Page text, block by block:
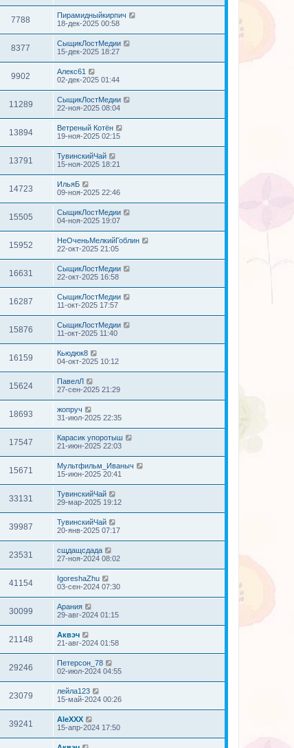
7788
Пирамидныйкирпич
18-дек-2025 00:58
8377
СыщикЛостМедии
15-дек-2025 18:27
9902
Алекс61
02-дек-2025 01:44
11289
СыщикЛостМедии
22-ноя-2025 08:04
13894
Ветреный Котён
19-ноя-2025 02:15
13791
ТувинскийЧай
15-ноя-2025 18:21
14723
ИльяБ
09-ноя-2025 22:46
15505
СыщикЛостМедии
04-ноя-2025 19:07
15952
НеОченьМелкийГоблин
22-окт-2025 21:05
16631
СыщикЛостМедии
22-окт-2025 16:58
16287
СыщикЛостМедии
11-окт-2025 17:57
15876
СыщикЛостМедии
11-окт-2025 11:40
16159
Кьюдюк8
04-окт-2025 10:12
15624
ПавелЛ
27-сен-2025 21:29
18693
жопруч
31-июл-2025 22:35
17547
Карасик упоротыш
21-июн-2025 22:03
15671
Мультфильм_Иваныч
15-июн-2025 20:41
33131
ТувинскийЧай
29-мар-2025 19:12
39987
ТувинскийЧай
20-янв-2025 07:17
23531
сщдащсдада
27-ноя-2024 08:02
41154
IgoreshaZhu
03-сен-2024 07:30
30099
Арания
29-авг-2024 01:15
21148
Аквэч
21-авг-2024 01:58
29246
Петерсон_78
02-июл-2024 04:55
23079
лейла123
15-май-2024 00:26
39241
AleXXX
15-апр-2024 17:50